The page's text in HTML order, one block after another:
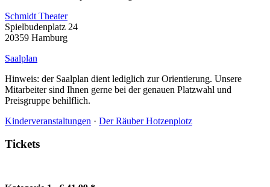
Schmidt Theater
Spielbudenplatz 24
20359 Hamburg
Saalplan
Hinweis: der Saalplan dient lediglich zur Orientierung. Unsere
Mitarbeiter sind Ihnen gerne bei der genauen Platzwahl und
Preisgruppe behilflich.
Kinderveranstaltungen · Der Räuber Hotzenplotz
Tickets